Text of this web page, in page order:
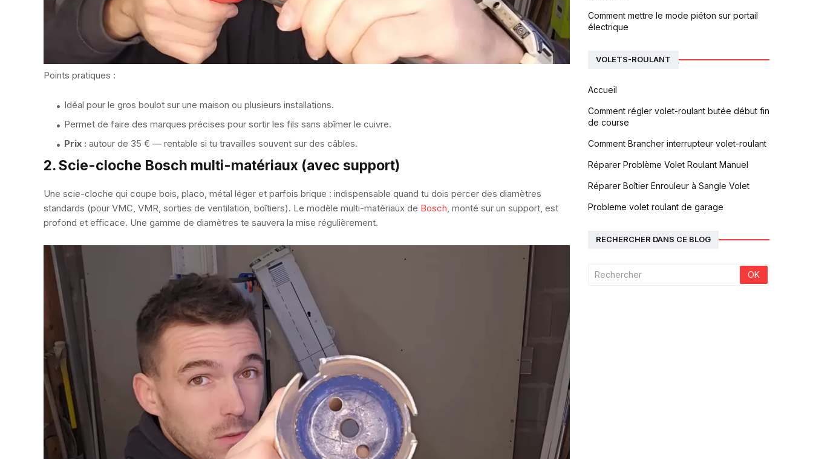
Points pratiques :
Idéal pour le gros boulot sur une maison ou plusieurs installations.
Permet de faire des marques précises pour sortir les fils sans abîmer le cuivre.
Prix : autour de 35 € — rentable si tu travailles souvent sur des câbles.
2. Scie-cloche Bosch multi-matériaux (avec support)
Une scie-cloche qui coupe bois, placo, métal léger et parfois brique : indispensable quand tu dois percer des diamètres
standards (pour VMC, VMR, sorties de ventilation, boîtiers). Le modèle multi-matériaux de Bosch, monté sur un support, est
profond et efficace. Une gamme de diamètres te sauvera la mise régulièrement.
Comment mettre le mode piéton sur portail
électrique
VOLETS-ROULANT
Accueil
Comment régler volet-roulant butée début fin
de course
Comment Brancher interrupteur volet-roulant
Réparer Problème Volet Roulant Manuel
Réparer Boîtier Enrouleur à Sangle Volet
Probleme volet roulant de garage
RECHERCHER DANS CE BLOG